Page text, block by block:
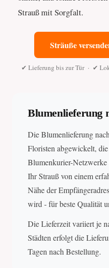
Strauß mit Sorgfalt.
Sträuße
✔ Lieferung bis zur Tür · ✔
Blumenlieferung
Die Blumenlieferung
Floristen abgewickelt,
Blumenkurier-Netzwerke
Ihr Strauß von einem
Nähe der
wird - für beste Qualität
Die Lieferzeit variiert je
Städten erfolgt die
Tagen nach Bestellung.